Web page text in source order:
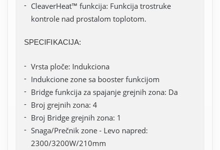
CleaverHeat™ funkcija: Funkcija trostruke
kontrole nad prostalom toplotom.
SPECIFIKACIJA:
Vrsta ploče: Indukciona
Indukcione zone sa booster funkcijom
Bridge funkcija za spajanje grejnih zona: Da
Broj grejnih zona: 4
Broj Bridge grejnih zona: 1
Snaga/Prečnik zone - Levo napred:
2300/3200W/210mm